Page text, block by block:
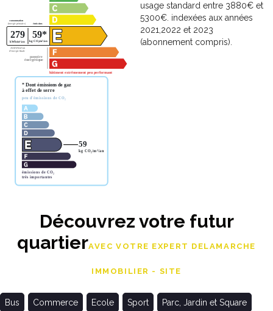
usage standard entre 3880€ et
5300€. indexées aux années
2021,2022 et 2023
(abonnement compris).
Découvrez votre futur
quartierAVEC VOTRE EXPERT DELAMARCHE
IMMOBILIER - SITE
Bus Commerce Ecole Sport Parc, Jardin et Square